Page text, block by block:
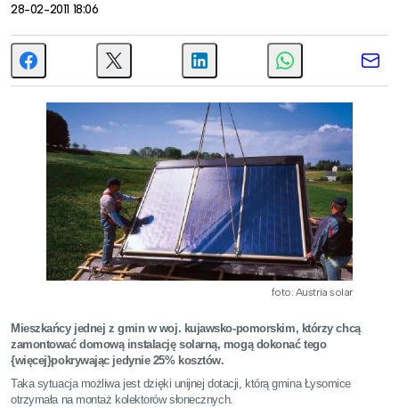
28-02-2011 18:06
foto: Austria solar
Mieszkańcy jednej z gmin w woj. kujawsko-pomorskim, którzy chcą
zamontować domową instalację solarną, mogą dokonać tego
{więcej}pokrywając jedynie 25% kosztów.
Taka sytuacja możliwa jest dzięki unijnej dotacji, którą gmina Łysomice
otrzymała na montaż kolektorów słonecznych.